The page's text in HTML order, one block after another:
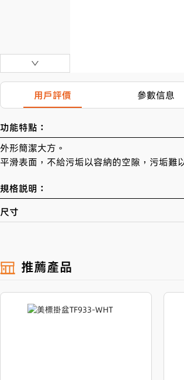
用戶評價 參數信息
功能特點：
外形簡潔大方。
平滑表面，不給污垢以容納的空隙，污垢難
規格説明：
尺寸
美標掛盆TF0945-WHT — 智能卫
歡迎選購我們的新款智能卫浴產品 — 美標掛盆
方的外形設計，更是現代家居的理想選擇。
推薦產品